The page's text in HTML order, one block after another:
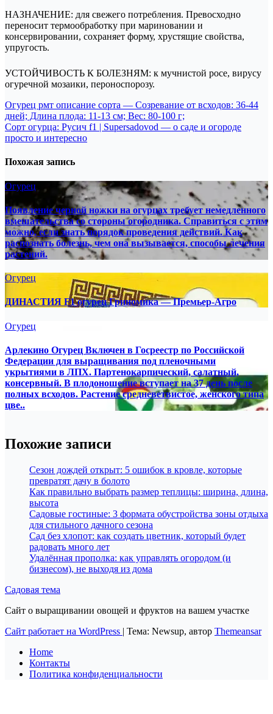
НАЗНАЧЕНИЕ: для свежего потребления. Превосходно
переносит термообработку при мариновании и
консервировании, сохраняет форму, хрустящие свойства,
упругость.
УСТОЙЧИВОСТЬ К БОЛЕЗНЯМ: к мучнистой росе, вирусу
огуречной мозаики, пероноспорозу.
Навигация
по
записям
Огурец рмт описание сорта — Созревание от всходов: 36-44
дней; Длина плода: 11-13 см; Вес: 80-100 г;
Сорт огурца: Русич f1 | Supersadovod — о саде и огороде
просто и интересно
Похожая запись
Огурец
Появление черной ножки на огурцах требует немедленного
вмешательства со стороны огородника. Справиться с этим
можно, если знать порядок проведения действий. Как
распознать болезнь, чем она вызывается, способы лечения
растений.
Огурец
ДИНАСТИЯ F1 огурец Гриномика — Премьер-Агро
Огурец
Арлекино Огурец Включен в Госреестр по Российской
Федерации для выращивания под пленочными
укрытиями в ЛПХ. Партенокарпический, салатный,
консервный. В плодоношение вступает на 37 день после
полных всходов. Растение средневетвистое, женского типа
цве..
Похожие записи
Сезон дождей открыт: 5 ошибок в кровле, которые
превратят дачу в болото
Как правильно выбрать размер теплицы: ширина, длина,
высота
Садовые гостиные: 3 формата обустройства зоны отдыха
для стильного дачного сезона
Сад без хлопот: как создать цветник, который будет
радовать много лет
Удалённая прополка: как управлять огородом (и
бизнесом), не выходя из дома
Садовая тема
Сайт о выращивании овощей и фруктов на вашем участке
Сайт работает на WordPress | Тема: Newsup, автор Themeansar
Home
Контакты
Политика конфиденциальности